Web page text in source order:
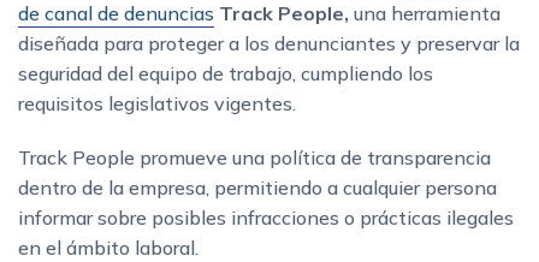
de canal de denuncias Track People, una herramienta
diseñada para proteger a los denunciantes y preservar la
seguridad del equipo de trabajo, cumpliendo los
requisitos legislativos vigentes.
Track People promueve una política de transparencia
dentro de la empresa, permitiendo a cualquier persona
informar sobre posibles infracciones o prácticas ilegales
en el ámbito laboral.